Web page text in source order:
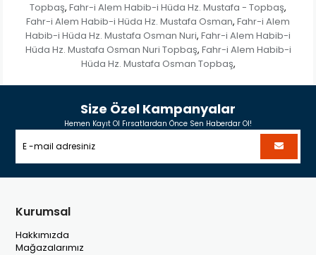
Topbaş, Fahr-i Alem Habib-i Hüda Hz. Mustafa - Topbaş,
Fahr-i Alem Habib-i Hüda Hz. Mustafa Osman, Fahr-i Alem
Habib-i Hüda Hz. Mustafa Osman Nuri, Fahr-i Alem Habib-i
Hüda Hz. Mustafa Osman Nuri Topbaş, Fahr-i Alem Habib-i
Hüda Hz. Mustafa Osman Topbaş,
Size Özel Kampanyalar
Hemen Kayıt Ol Fırsatlardan Önce Sen Haberdar Ol!
Kurumsal
Hakkımızda
Mağazalarımız